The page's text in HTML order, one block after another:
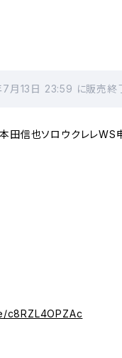
月13日 23:59 に販売終
信也ソロウクレレWS申
c8RZL4OPZAc